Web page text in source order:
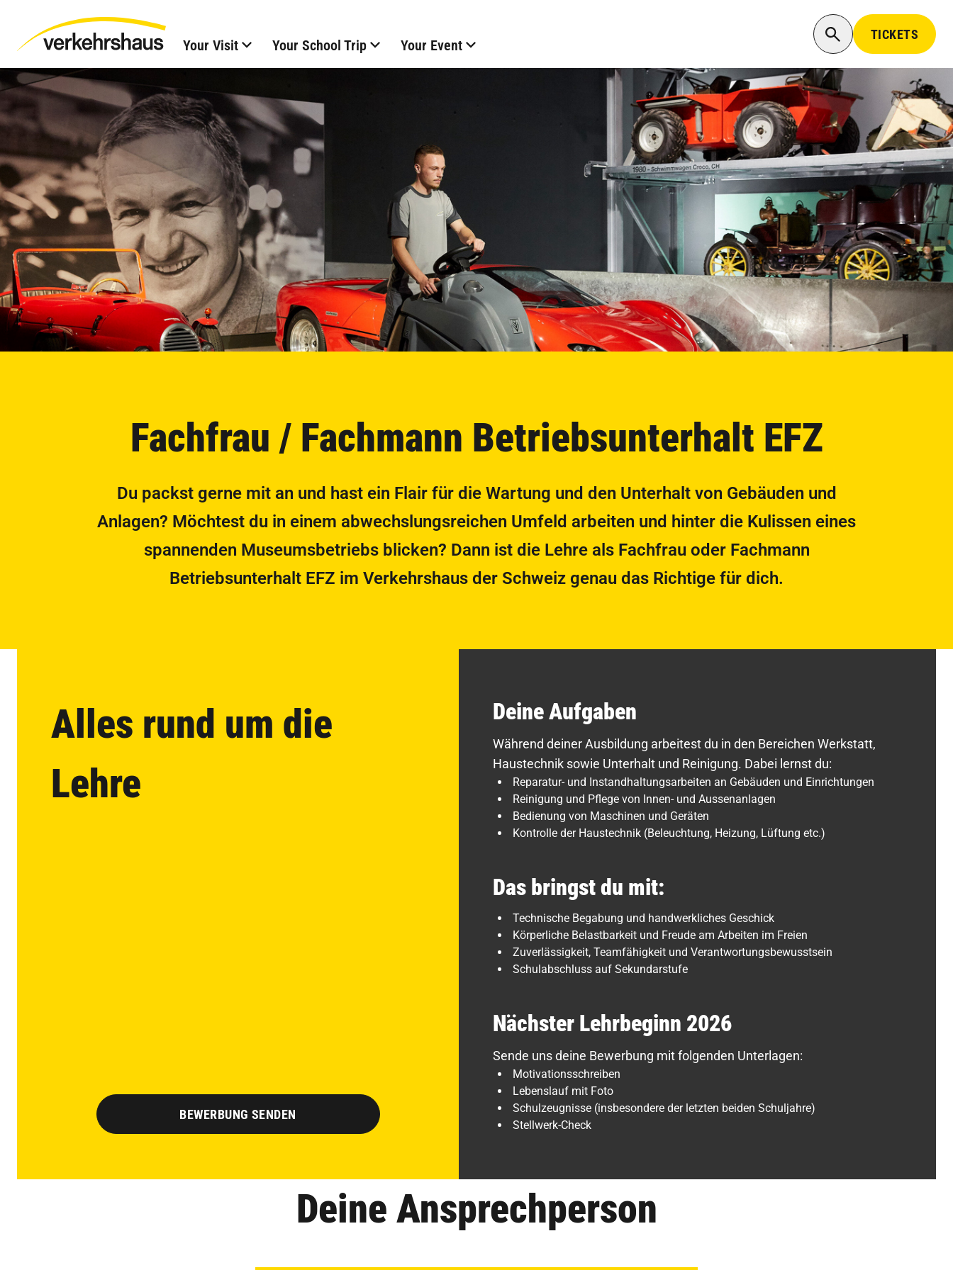
Your Visit Your School Trip Your Event
TICKETS
Fachfrau / Fachmann Betriebsunterhalt EFZ
Du packst gerne mit an und hast ein Flair für die Wartung und den Unterhalt von Gebäuden und
Anlagen? Möchtest du in einem abwechslungsreichen Umfeld arbeiten und hinter die Kulissen eines
spannenden Museumsbetriebs blicken? Dann ist die Lehre als Fachfrau oder Fachmann
Betriebsunterhalt EFZ im Verkehrshaus der Schweiz genau das Richtige für dich.
Alles rund um die
Lehre
BEWERBUNG SENDEN
Deine Aufgaben
Während deiner Ausbildung arbeitest du in den Bereichen Werkstatt,
Haustechnik sowie Unterhalt und Reinigung. Dabei lernst du:
Reparatur- und Instandhaltungsarbeiten an Gebäuden und Einrichtungen
Reinigung und Pflege von Innen- und Aussenanlagen
Bedienung von Maschinen und Geräten
Kontrolle der Haustechnik (Beleuchtung, Heizung, Lüftung etc.)
Das bringst du mit:
Technische Begabung und handwerkliches Geschick
Körperliche Belastbarkeit und Freude am Arbeiten im Freien
Zuverlässigkeit, Teamfähigkeit und Verantwortungsbewusstsein
Schulabschluss auf Sekundarstufe
Nächster Lehrbeginn 2026
Sende uns deine Bewerbung mit folgenden Unterlagen:
Motivationsschreiben
Lebenslauf mit Foto
Schulzeugnisse (insbesondere der letzten beiden Schuljahre)
Stellwerk-Check
Deine Ansprechperson